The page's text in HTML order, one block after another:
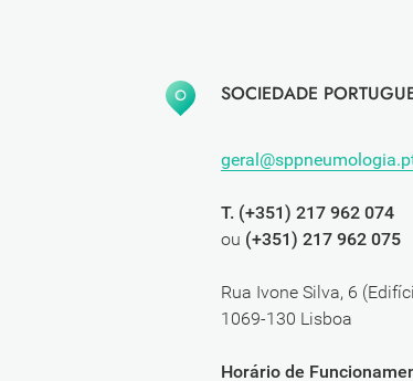
SOCIEDADE
T. (+351) 217 962 074
ou (+351) 217 962 075
Rua Ivone Silva, 6
1069-130 Lisboa
Horário de